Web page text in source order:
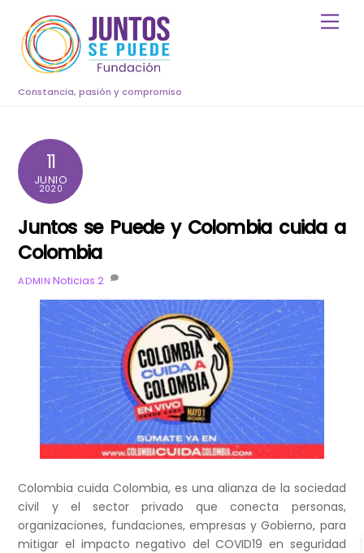
content
Constancia, pasión y compromiso
11
JUNIO
2020
Juntos se Puede y Colombia cuida a
Colombia
ADMIN Noticias 2
Colombia cuida Colombia, es una alianza de la sociedad
civil y el sector privado que conecta personas,
organizaciones, fundaciones, empresas y Gobierno, para
mitigar el impacto negativo del COVID19 en seguridad